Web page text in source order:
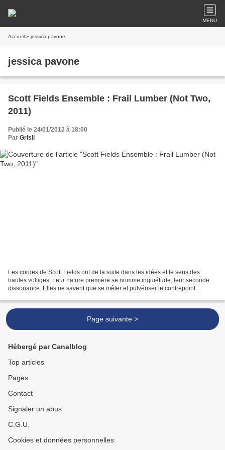
MENU
Accueil » jessica pavone
jessica pavone
Scott Fields Ensemble : Frail Lumber (Not Two,
2011)
Publié le 24/01/2012 à 18:00
Par Grisli
Les cordes de Scott Fields ont de la suite dans les idées et le sens des
hautes voltiges. Leur nature première se nomme inquiétude, leur seconde
dissonance. Elles ne savent que se mêler et pulvériser le contrepoint
Page suivante >
Hébergé par Canalblog
Top articles
Pages
Contact
Signaler un abus
C.G.U.
Cookies et données personnelles